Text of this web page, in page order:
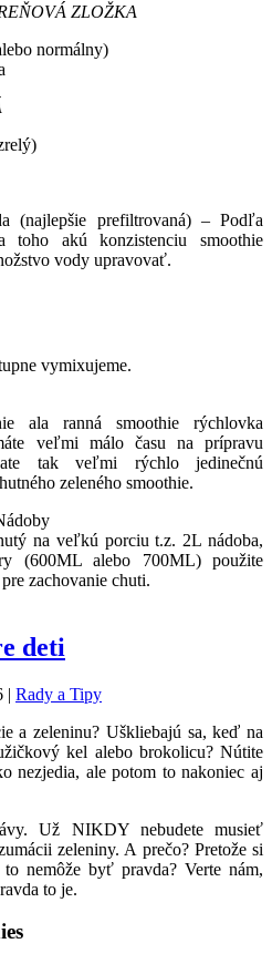
ZLOŽKA
normálny)
(najlepšie prefiltrovaná) – Podľa
akú konzistenciu smoothie
vody upravovať.
vymixujeme.
ala ranná smoothie rýchlovka
veľmi málo času na prípravu
tak veľmi rýchlo jedinečnú
zeleného smoothie.
na veľkú porciu t.z. 2L nádoba,
(600ML alebo 700ML) použite
zachovanie chuti.
deti
| Rady a Tipy
a zeleninu? Uškliebajú sa, keď na
kel alebo brokolicu? Nútite
nezjedia, ale potom to nakoniec aj
Už NIKDY nebudete musieť
zeleniny. A prečo? Pretože si
nemôže byť pravda? Verte nám,
to je.